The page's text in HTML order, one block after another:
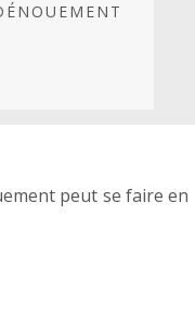
peut se faire en